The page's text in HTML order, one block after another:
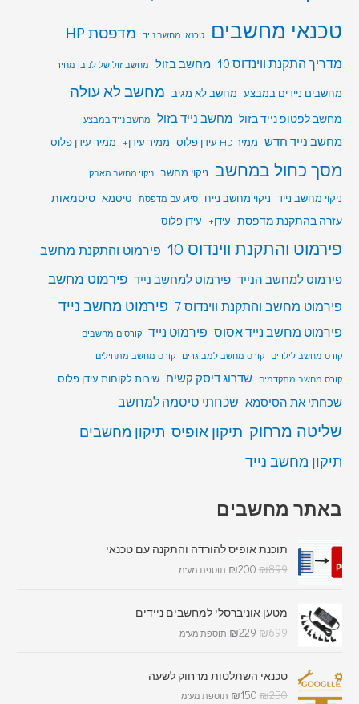
טכנאי מחשבים טכנאי מחשב נייד מדפסת HP
מדריך התקנת ווינדוס 10 מחשב בזול מחשב זול של לנובו מחיר
מחשבים ניידים במבצע מחשב לא מגיב מחשב לא עולה
מחשב לפטופ נייד בזול מחשב נייד בזול מחשב נייד במבצע
מחשב נייד חדש ממיר HD עידן פלוס ממיר עידן+ ממיר עידן פלוס
מסך כחול במחשב ניקוי מחשב ניקוי מחשב מאבק
ניקוי מחשב נייד ניקוי מחשב נייח סיוע עם מדפסת סיסמא סיסמאות
עזרה בהתקנת מדפסת עידן+ עידן פלוס
פירמוט והתקנת ווינדוס 10 פירמוט והתקנת מחשב
פירמוט למחשב הנייד פירמוט למחשב נייד פירמוט מחשב
פירמוט מחשב והתקנת ווינדוס 7
פירמוט מחשב נייד
פירמוט מחשב נייד אסוס פירמוט נייד קורסים מחשבים
קורס מחשב לילדים
קורס מחשב למבוגרים
קורס מחשב מתחילים
קורס מחשב מתקדמים
שדרוג דיסק קשיח שירות לקוחות עידן פלוס
שכחתי את הסיסמא שכחתי סיסמה למחשב
שליטה מרחוק תיקון אופיס תיקון מחשבים
תיקון מחשב נייד
באתר מחשבים
תוכנת אופיס להורדה והתקנה עם טכנאי
₪899
₪200 תוספת מע"מ
מטען אוניברסלי למחשבים ניידים
₪699
₪229 תוספת מע"מ
טכנאי השתלטות מרחוק לשעה
₪250
₪150 תוספת מע"מ